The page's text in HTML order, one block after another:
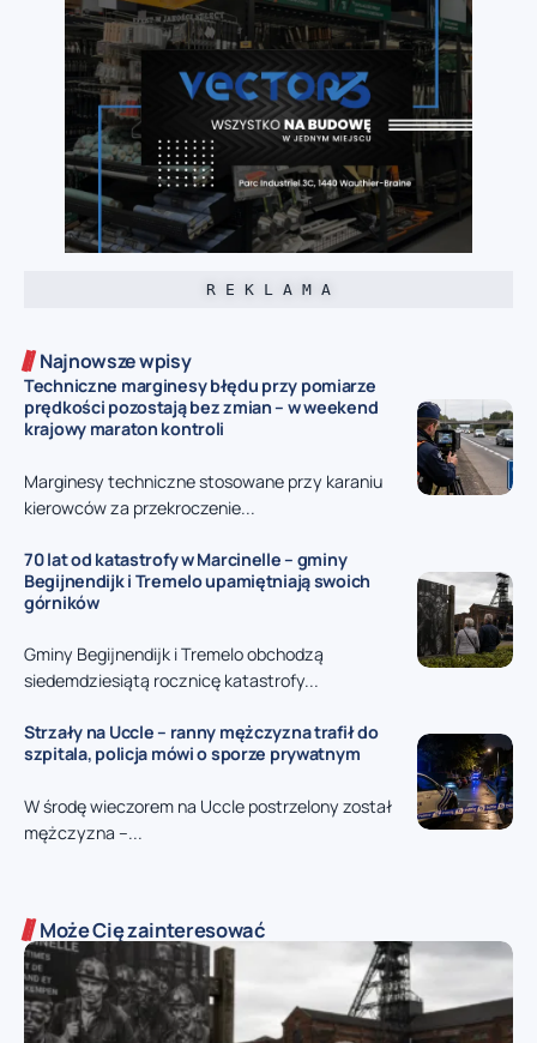
R E K L A M A
Najnowsze wpisy
Techniczne marginesy błędu przy pomiarze
prędkości pozostają bez zmian – w weekend
krajowy maraton kontroli
Marginesy techniczne stosowane przy karaniu
kierowców za przekroczenie...
70 lat od katastrofy w Marcinelle – gminy
Begijnendijk i Tremelo upamiętniają swoich
górników
Gminy Begijnendijk i Tremelo obchodzą
siedemdziesiątą rocznicę katastrofy...
Strzały na Uccle – ranny mężczyzna trafił do
szpitala, policja mówi o sporze prywatnym
W środę wieczorem na Uccle postrzelony został
mężczyzna –...
Może Cię zainteresować